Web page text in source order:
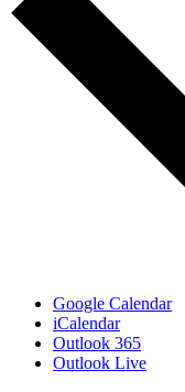
Google Calendar
iCalendar
Outlook 365
Outlook Live